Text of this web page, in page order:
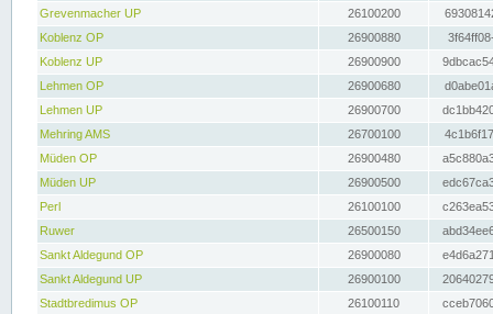
Grevenmacher UP
26100200
Koblenz OP
26900880
Koblenz UP
26900900
Lehmen OP
26900680
Lehmen UP
26900700
Mehring AMS
26700100
Müden OP
26900480
Müden UP
26900500
Perl
26100100
Ruwer
26500150
Sankt Aldegund OP
26900080
Sankt Aldegund UP
26900100
Stadtbredimus OP
26100110